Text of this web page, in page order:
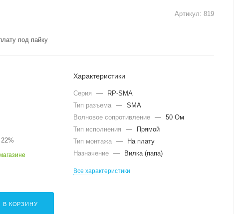
Артикул: 819
под пайку
В КОРЗИНУ
Характеристики
Серия —
RP-SMA
Тип разъема — SMA
Волновое сопротивление — 50 Ом
Тип исполнения
—
Прямой
Тип монтажа —
На плату
Назначение — Вилка (папа)
Все характеристики